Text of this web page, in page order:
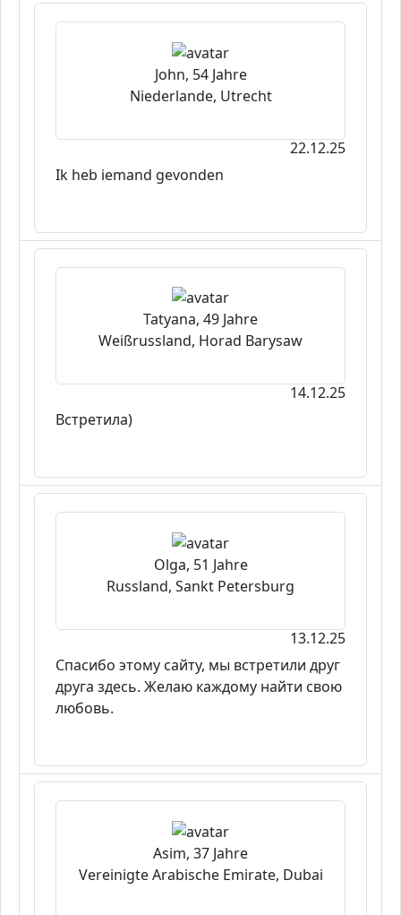
John, 54 Jahre
Niederlande, Utrecht
22.12.25
Ik heb iemand gevonden
Tatyana, 49 Jahre
Weißrussland, Horad Barysaw
14.12.25
Встретила)
Olga, 51 Jahre
Russland, Sankt Petersburg
13.12.25
Спасибо этому сайту, мы встретили друг
друга здесь. Желаю каждому найти свою
любовь.
Asim, 37 Jahre
Vereinigte Arabische Emirate, Dubai